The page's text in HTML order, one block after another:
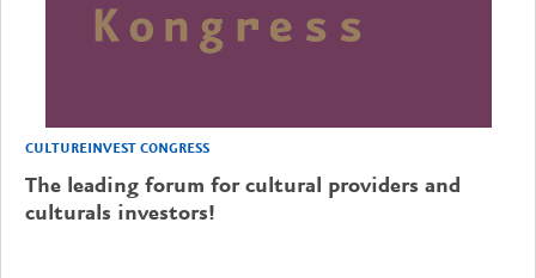
CULTUREINVEST CONGRESS
The leading forum for cultural providers and
culturals investors!